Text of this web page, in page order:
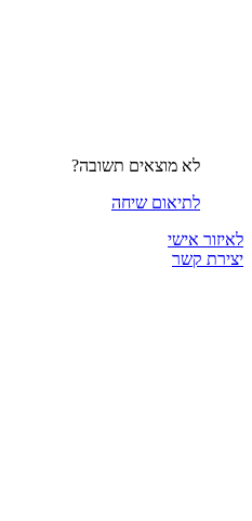
לא מוצאים תשובה?
לתיאום שיחה
לאיזור אישי
יצירת קשר